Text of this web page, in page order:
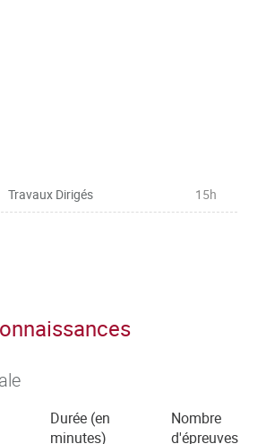
Travaux Dirigés 15h
Durée (en
minutes)
Nombre
d'épreuves